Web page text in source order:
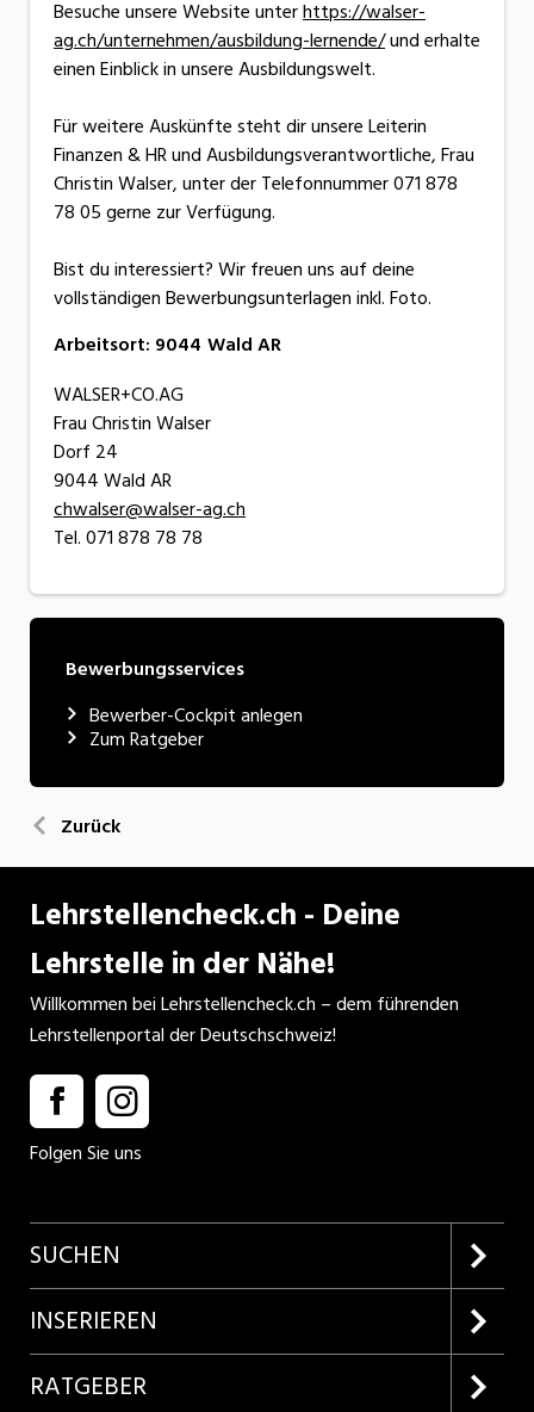
Besuche unsere Website unterhttps://walser-
ag.ch/unternehmen/ausbildung-lernende/und erhalte
einen Einblick in unsere Ausbildungswelt.
Für weitere Auskünfte steht dir unsere Leiterin
Finanzen & HR und Ausbildungsverantwortliche, Frau
Christin Walser, unter der Telefonnummer 071 878
78 05 gerne zur Verfügung.
Bist du interessiert? Wir freuen uns auf deine
vollständigen Bewerbungsunterlagen inkl. Foto.
Arbeitsort: 9044 Wald AR
WALSER+CO.AG
Frau Christin Walser
Dorf 24
9044 Wald AR
chwalser@walser-ag.ch
Tel. 071 878 78 78
Bewerbungsservices
Bewerber-Cockpit anlegen
Zum Ratgeber
Zurück
Lehrstellencheck.ch - Deine
Lehrstelle in der Nähe!
Willkommen bei Lehrstellencheck.ch – dem führenden
Lehrstellenportal der Deutschschweiz!
Folgen Sie uns
SUCHEN
Firmenprofile entdecken
Lehrstellen suchen
INSERIEREN
Kundenlogin
RATGEBER